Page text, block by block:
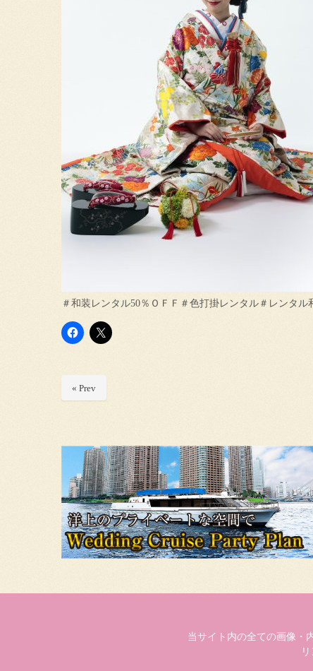
＃和装レンタル50％ＯＦＦ＃色打掛レンタル＃レンタ
« Prev
当サイト内の全ての画像・